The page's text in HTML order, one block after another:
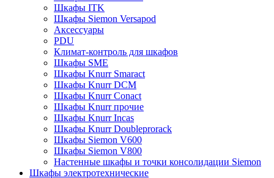
Шкафы ITK
Шкафы Siemon Versapod
Аксессуары
PDU
Климат-контроль для шкафов
Шкафы SME
Шкафы Knurr Smaract
Шкафы Knurr DCM
Шкафы Knurr Conact
Шкафы Knurr прочие
Шкафы Knurr Incas
Шкафы Knurr Doubleprorack
Шкафы Siemon V600
Шкафы Siemon V800
Настенные шкафы и точки консолидации Siemon
Шкафы электротехнические